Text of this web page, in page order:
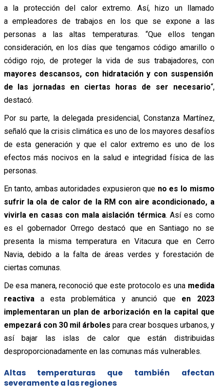
a la protección del calor extremo. Así, hizo un llamado
a empleadores de trabajos en los que se expone a las
personas a las altas temperaturas. “Que ellos tengan
consideración, en los días que tengamos código amarillo o
código rojo, de proteger la vida de sus trabajadores, con
mayores descansos, con hidratación y con suspensión
de las jornadas en ciertas horas de ser necesario“,
destacó.
Por su parte, la delegada presidencial, Constanza Martínez,
señaló que la crisis climática es uno de los mayores desafíos
de esta generación y que el calor extremo es uno de los
efectos más nocivos en la salud e integridad física de las
personas.
En tanto, ambas autoridades expusieron que no es lo mismo
sufrir la ola de calor de la RM con aire acondicionado, a
vivirla en casas con mala aislación térmica. Así es como
es el gobernador Orrego destacó que en Santiago no se
presenta la misma temperatura en Vitacura que en Cerro
Navia, debido a la falta de áreas verdes y forestación de
ciertas comunas.
De esa manera, reconoció que este protocolo es una medida
reactiva a esta problemática y anunció que en 2023
implementaran un plan de arborización en la capital que
empezará con 30 mil árboles para crear bosques urbanos, y
así bajar las islas de calor que están distribuidas
desproporcionadamente en las comunas más vulnerables.
Altas temperaturas que también afectan
severamente a las regiones